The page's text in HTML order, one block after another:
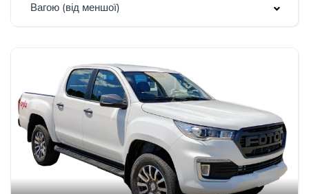
Вагою (від меншої)